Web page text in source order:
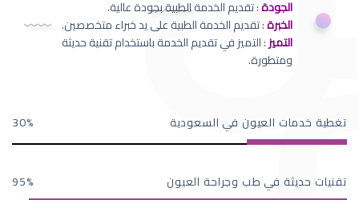
الجودة: تقديم الخدمة الطبية بجودة عالية.
الخبرة: تقديم الخدمة الطبية على يد خبراء متخصصين.
التميز: التميز في تقديم الخدمة باستخدام تقنية حديثة
ومتطورة.
تغطية خدمات العيون في السعودية 30
تقنيات حديثة في طب وجراحة العيون 95